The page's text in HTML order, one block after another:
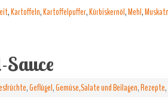
,Kartoffeln,Kartoffelpuffer,Kürbiskernöl,Mehl,
Sauce
,Geflügel,Gemüse,Salate und Beilagen,Rezepte,